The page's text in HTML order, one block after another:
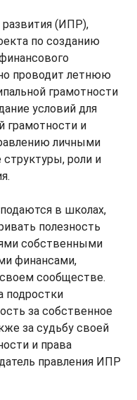
развития (ИПР),
по созданию
проводит летнюю
грамотности
условий для
грамотности и
личными
роли и
в школах,
полезность
собственными
финансами,
сообществе.
подростки
за собственное
за судьбу своей
и права
правления ИПР